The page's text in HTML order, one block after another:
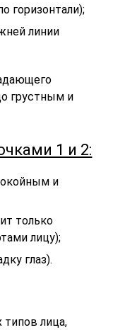
горизонтали);
линии
грустным и
1 и 2:
и
только
лицу);
глаз).
лица,